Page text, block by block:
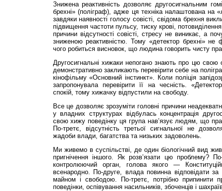
Знижена реактивність дозволяє другосигнальним
брехні» (поліграф), адже ця техніка налаштована
завдяки наявності голосу совісті, свідома брехня
підвищення частоти пульсу, тиску крові,
причини відсутності совісті, стресу не виникає, а
зниженою реактивністю. Тому «детектор брехні» не
чого робиться висновок, що людина говорить чисту
Другосигнальні хижаки непогано знають про цю свою
демонстративно закликають перевірити себе на
кінофільму «Основний інстинкт». Коли поліція
запропонувала перевірити її на чесність.
спокій, тому хижачку відпустили на свободу.
Все це дозволяє зрозуміти головні причини
у владних структурах відбулась концентрація
свою хижу поведінку ця група нав’язує людям, що
По-третє, відсутність третьої сигнальної не
жадоби влади, багатства та низьких задоволень.
Ми живемо в суспільстві, де один біологічний вид
пригнічення іншого. Як розв’язати цю проблему?
контролюючий орган, голова якого —
всенародно. По-друге, влада повинна відповідати за
майном і свободою. По-третє, потрібно припинити
поведінки, оспівування насильників, збоченців і